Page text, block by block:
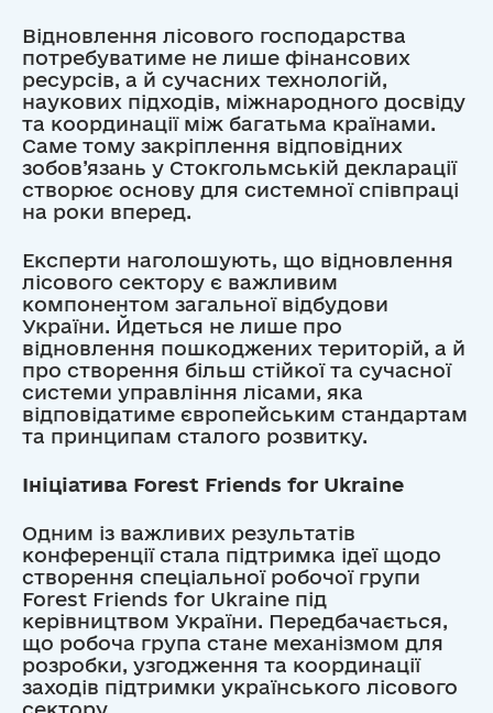
Відновлення лісового господарства
потребуватиме не лише фінансових
ресурсів, а й сучасних технологій,
наукових підходів, міжнародного досвіду
та координації між багатьма країнами.
Саме тому закріплення відповідних
зобов’язань у Стокгольмській декларації
створює основу для системної співпраці
на роки вперед.
Експерти наголошують, що відновлення
лісового сектору є важливим
компонентом загальної відбудови
України. Йдеться не лише про
відновлення пошкоджених територій, а й
про створення більш стійкої та сучасної
системи управління лісами, яка
відповідатиме європейським стандартам
та принципам сталого розвитку.
Ініціатива Forest Friends for Ukraine
Одним із важливих результатів
конференції стала підтримка ідеї щодо
створення спеціальної робочої групи
Forest Friends for Ukraine під
керівництвом України. Передбачається,
що робоча група стане механізмом для
розробки, узгодження та координації
заходів підтримки українського лісового
сектору.